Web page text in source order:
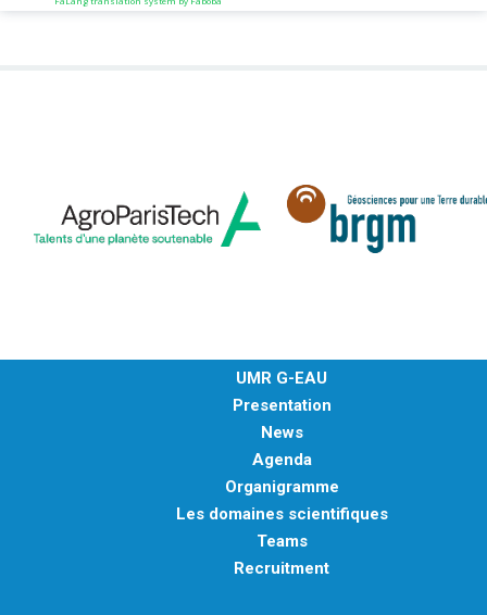
UMR G-EAU
Presentation
News
Agenda
Organigramme
Les domaines scientifiques
Teams
Recruitment